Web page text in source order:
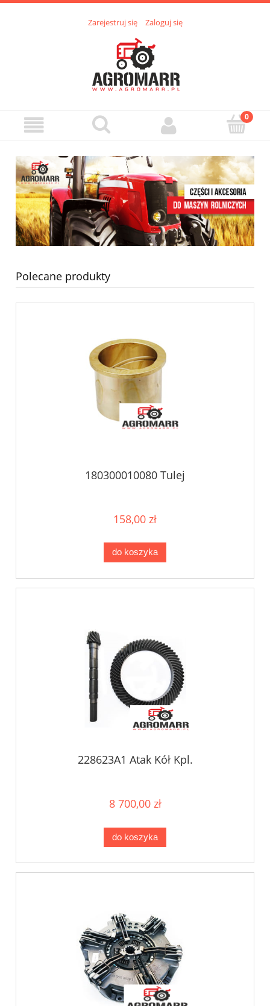
Zarejestruj się Zaloguj się
Polecane produkty
180300010080 Tulej
158,00 zł
do koszyka
228623A1 Atak Kół Kpl.
8 700,00 zł
do koszyka